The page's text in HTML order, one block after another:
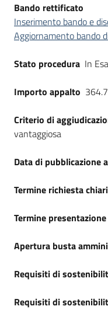
Bando rettificato
Inserimento bando e
Aggiornamento bando
Stato procedura In
Importo appalto
Criterio di
vantaggiosa
Data di pubblicazione
Termine richiesta
Termine
Apertura busta
Requisiti di
Requisiti di